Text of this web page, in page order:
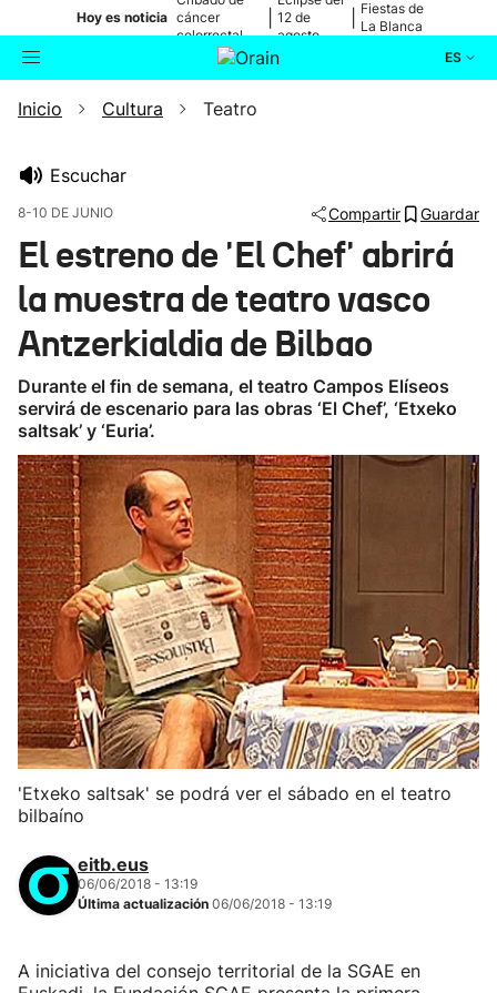
Hoy es noticia cáncer
colorrectal
12 de
agosto
Fiestas de
La Blanca
ES
Buscador Actualidad
Ikusmiran
Eguraldia
Inicio Cultura Teatro
Escuchar
8-10 DE JUNIO Compartir Guardar
El estreno de 'El Chef' abrirá
la muestra de teatro vasco
Antzerkialdia de Bilbao
Durante el fin de semana, el teatro Campos Elíseos
servirá de escenario para las obras ‘El Chef’, ‘Etxeko
saltsak’ y ‘Euria’.
'Etxeko saltsak' se podrá ver el sábado en el teatro
bilbaíno
eitb.eus
06/06/2018 - 13:19
Última actualización 06/06/2018 - 13:19
A iniciativa del consejo territorial de la SGAE en